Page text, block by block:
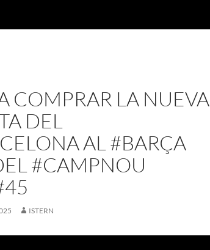
COMPRAR LA NUEVA
DEL
AL #BARÇA
#CAMPNOU
ISTERN